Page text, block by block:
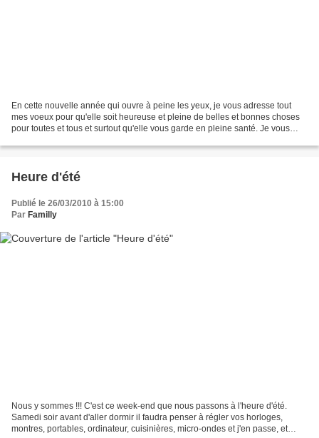
En cette nouvelle année qui ouvre à peine les yeux, je vous adresse tout
mes voeux pour qu'elle soit heureuse et pleine de belles et bonnes choses
pour toutes et tous et surtout qu'elle vous garde en pleine santé. Je vous
Heure d'été
Publié le 26/03/2010 à 15:00
Par Familly
Nous y sommes !!! C'est ce week-end que nous passons à l'heure d'été.
Samedi soir avant d'aller dormir il faudra penser à régler vos horloges,
montres, portables, ordinateur, cuisinières, micro-ondes et j'en passe, et